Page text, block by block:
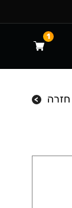
חזרה
1